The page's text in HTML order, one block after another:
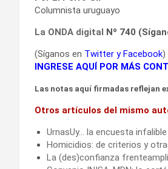
Columnista uruguayo
La ONDA digital Nº 740
(Síganos en Twitter yFacebook)
INGRESE AQUÍ POR MÁS
Las notas aquí firmadas reflejan
Otros artículos del mismo
UrnasUy… la encuesta infalible
Homicidios: de criterios y
La (des)confianza